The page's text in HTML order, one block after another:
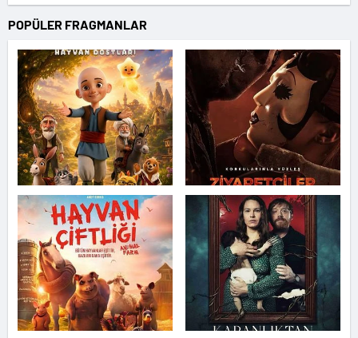
POPÜLER FRAGMANLAR